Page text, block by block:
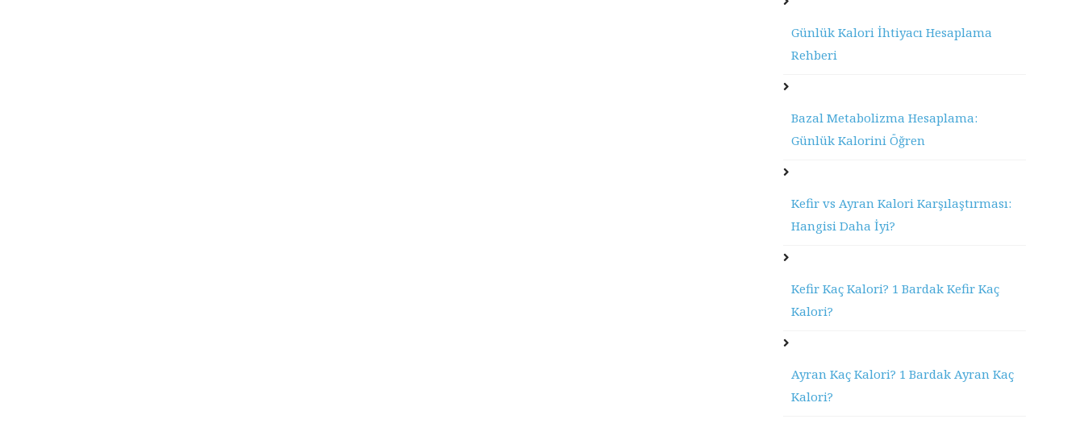
Günlük Kalori İhtiyacı Hesaplama
Rehberi
Bazal Metabolizma Hesaplama:
Günlük Kalorini Öğren
Kefir vs Ayran Kalori Karşılaştırması:
Hangisi Daha İyi?
Kefir Kaç Kalori? 1 Bardak Kefir Kaç
Kalori?
Ayran Kaç Kalori? 1 Bardak Ayran Kaç
Kalori?